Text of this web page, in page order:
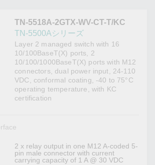
TN-5518A-2GTX-WV-CT-T/KC
TN-5500Aシリーズ
Layer 2 managed switch with 16
10/100BaseT(X) ports, 2
10/100/1000BaseT(X) ports with M12
connectors, dual power input, 24-110
VDC, conformal coating, -40 to 75°C
operating temperature, with KC
certification
2 x relay output in one M12 A-coded 5-
pin male connector with current
carrying capacity of 1 A @ 30 VDC